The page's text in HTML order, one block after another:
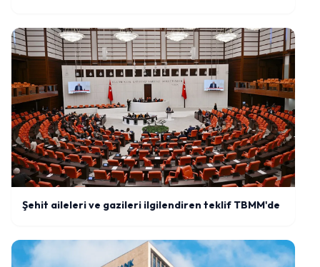
Şehit aileleri ve gazileri ilgilendiren teklif TBMM'de